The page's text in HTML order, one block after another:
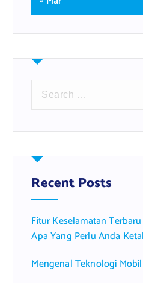
r
h
f
o
:
Recent Posts
Fitur Keselamatan
Apa Yang Perlu Anda
Mengenal Teknologi